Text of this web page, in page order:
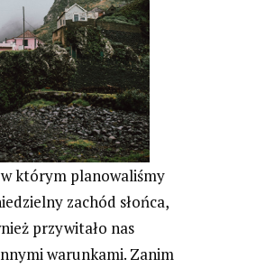
w którym planowaliśmy
zachód słońca,
przywitało nas
warunkami. Zanim